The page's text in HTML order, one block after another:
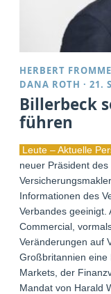
HERBERT FROMME
DANA ROTH ·21.
Billerbeck
führen
Leute – Aktuelle
neuer Präsident
Informationen des
Verbandes geeinigt.
Commercial,
Veränderungen auf
Großbritannien eine
Markets, der
Mandat von Harald